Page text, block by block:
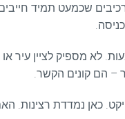
שכמעט תמיד
לא מספיק לציין עיר או
– הם קונים הקשר.
כאן נמדדת רצינות.